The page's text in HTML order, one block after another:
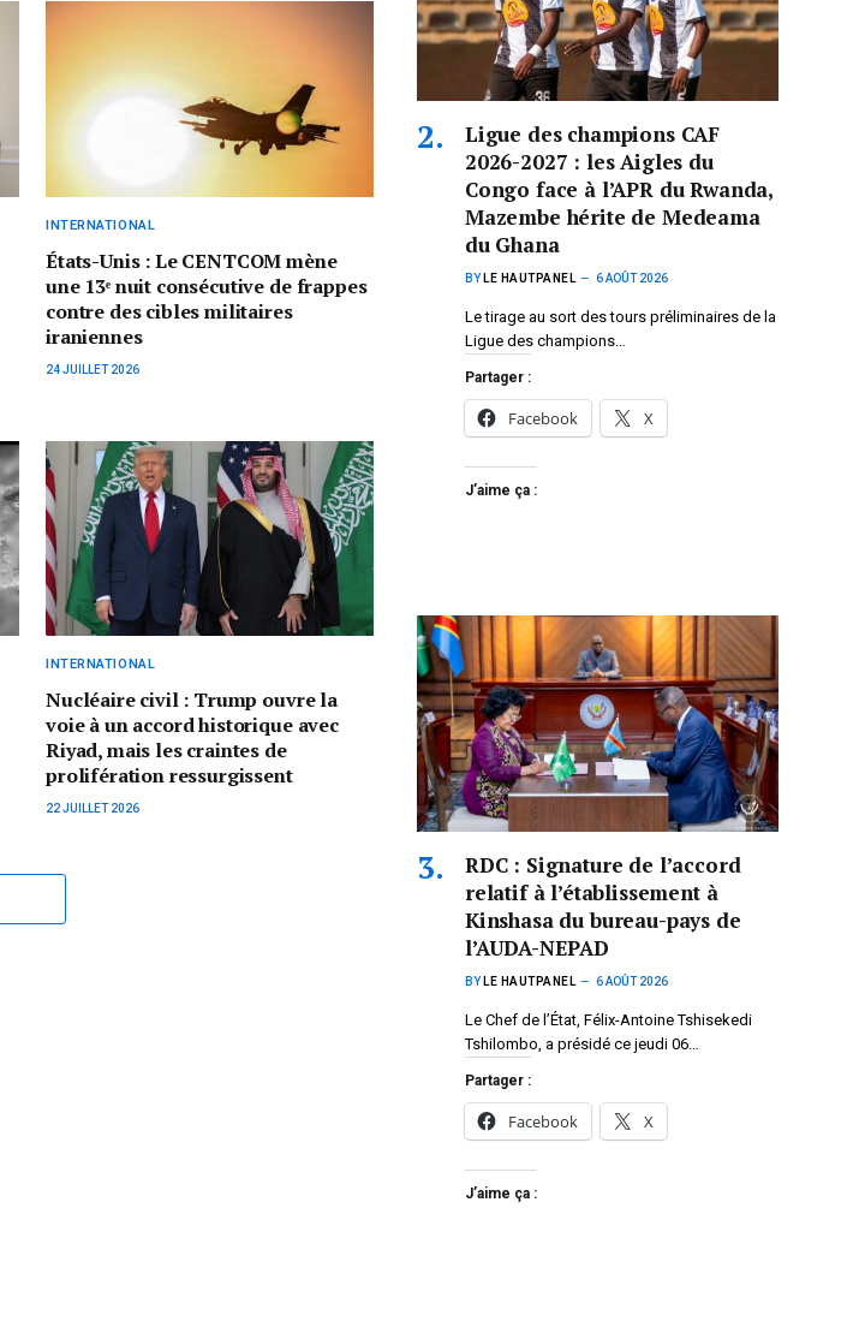
INTERNATIONAL
États-Unis : Le CENTCOM mène
une 13ᵉ nuit consécutive de frappes
contre des cibles militaires
iraniennes
24 JUILLET 2026
INTERNATIONAL
Nucléaire civil : Trump ouvre la
voie à un accord historique avec
Riyad, mais les craintes de
prolifération ressurgissent
22 JUILLET 2026
Ligue des champions CAF
2026-2027 : les Aigles du
Congo face à l’APR du Rwanda,
Mazembe hérite de Medeama
du Ghana
BY LE HAUTPANEL 6 AOÛT 2026
Le tirage au sort des tours préliminaires de la
Ligue des champions…
Partager :
Facebook X
J’aime ça :
RDC : Signature de l’accord
relatif à l’établissement à
Kinshasa du bureau-pays de
l’AUDA-NEPAD
BY LE HAUTPANEL 6 AOÛT 2026
Le Chef de l’État, Félix-Antoine Tshisekedi
Tshilombo, a présidé ce jeudi 06…
Partager :
Facebook X
J’aime ça :